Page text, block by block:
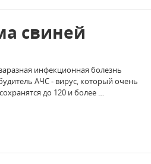
свиней
инфекционная болезнь
АЧС - вирус, который очень
до 120 и более …